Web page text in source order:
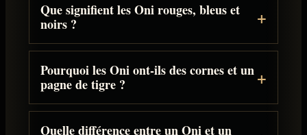
Que signifient les Oni rouges, bleus et
noirs ?
Pourquoi les Oni ont-ils des cornes et un
pagne de tigre ?
Quelle différence entre un Oni et un